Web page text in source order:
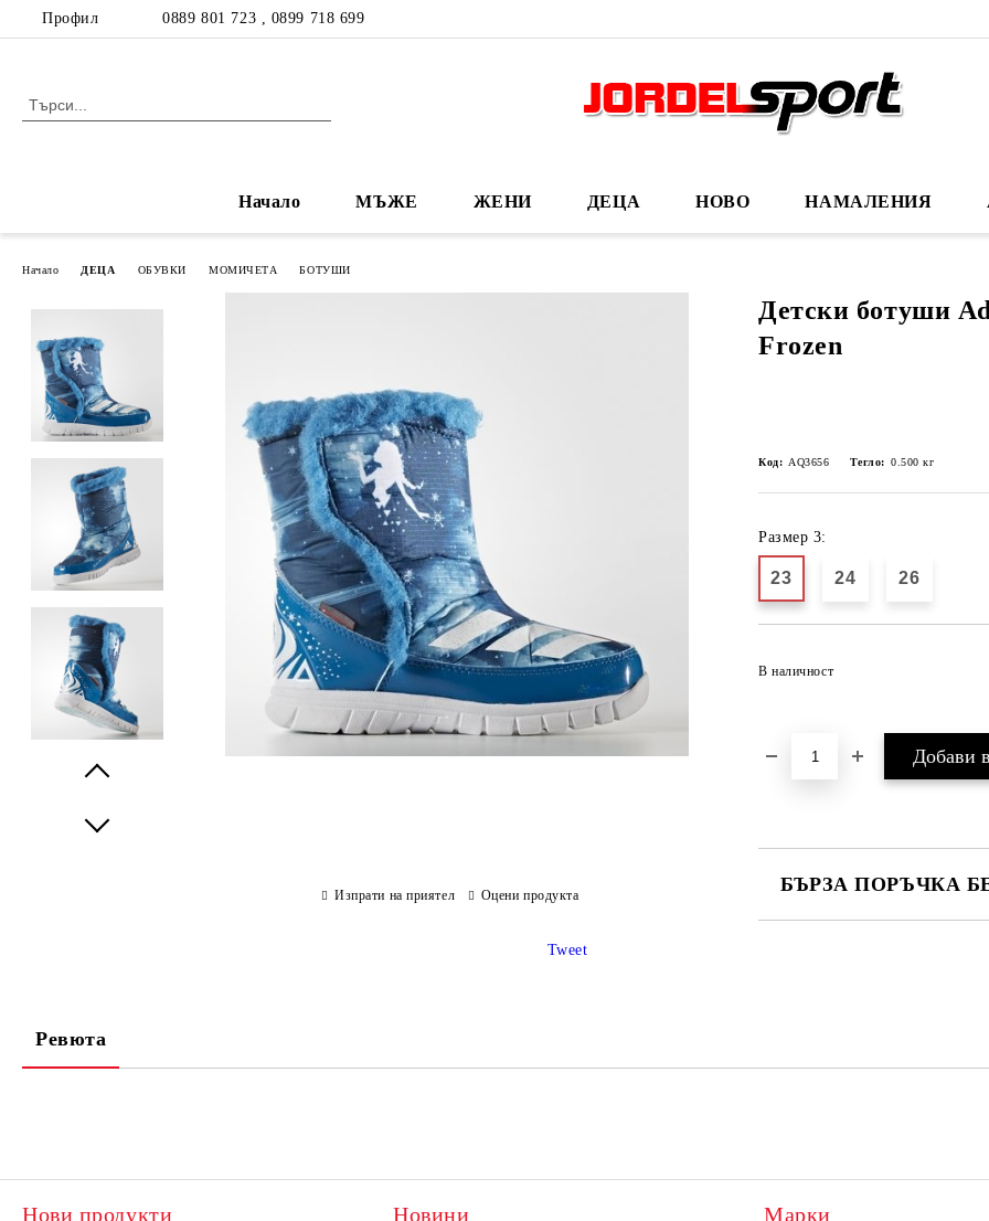
Профил 0889 801 723 , 0899 718 699
Начало МЪЖЕ ЖЕНИ ДЕЦА НОВО НАМАЛЕНИЯ
Начало ДЕЦА ОБУВКИ МОМИЧЕТА БОТУШИ
Детски ботуши
Frozen
Код: AQ3656 Тегло: 0.500 кг
Размер 3:
23 24 26
В наличност
БЪРЗА ПОРЪЧКА
Изпрати на приятел Оцени продукта
Tweet
Ревюта
Нови продукти Новини Марки